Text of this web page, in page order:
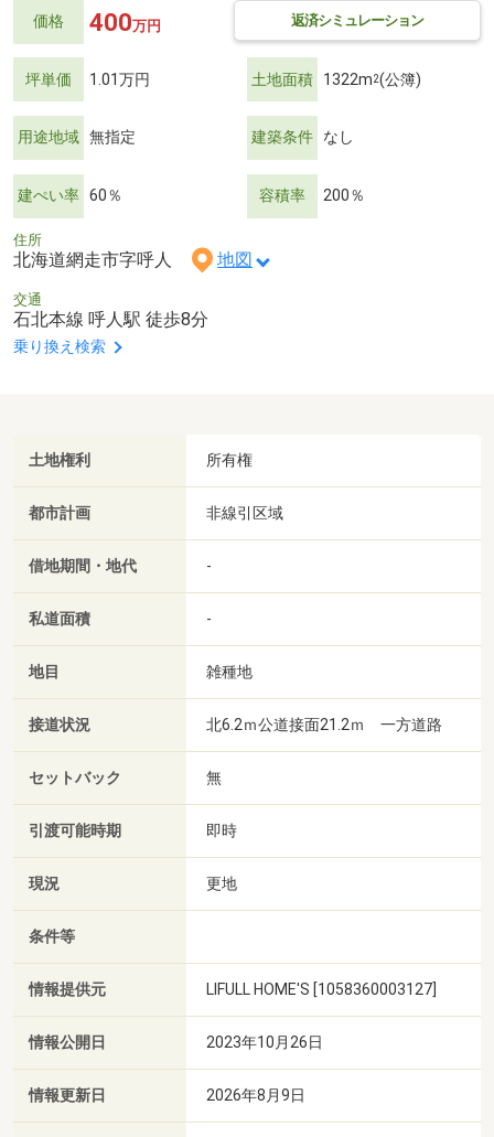
価格 返済シミュレーション
400万円
坪単価 1.01万円 土地面積 1322m2(公簿)
用途地域 無指定 建築条件 なし
建ぺい率 60％ 容積率 200％
住所
北海道網走市字呼人 地図
交通
石北本線 呼人駅 徒歩8分
乗り換え検索
土地権利 所有権
都市計画 非線引区域
借地期間・地代 -
私道面積 -
地目 雑種地
接道状況 北6.2ｍ公道接面21.2ｍ 一方道路
セットバック 無
引渡可能時期 即時
現況 更地
条件等
情報提供元 LIFULL HOME'S [1058360003127]
情報公開日 2023年10月26日
情報更新日 2026年8月9日